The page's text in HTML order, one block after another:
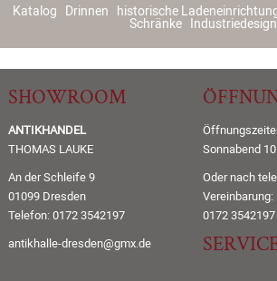
Katalog Drinnen historische
Schränke Industriedesign
SHOWROOM
ANTIKHANDEL
THOMAS LAUKE
An der Schleife 9
01099 Dresden
Telefon: 0172 3542197
antikhalle-dresden@gmx.de
Sonnabend
Oder nach
Vereinbarung:
0172 3542197